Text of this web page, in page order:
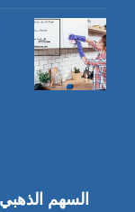
السهم